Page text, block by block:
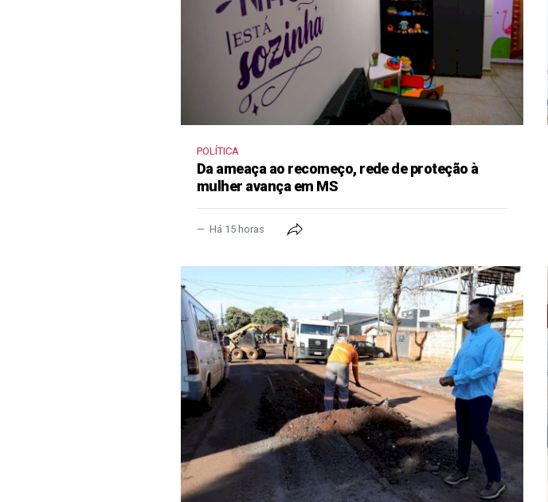
POLÍTICA
Da ameaça ao recomeço, rede de proteção à
mulher avança em MS
Há 15 horas